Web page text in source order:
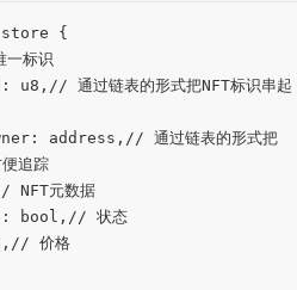
store {
追踪